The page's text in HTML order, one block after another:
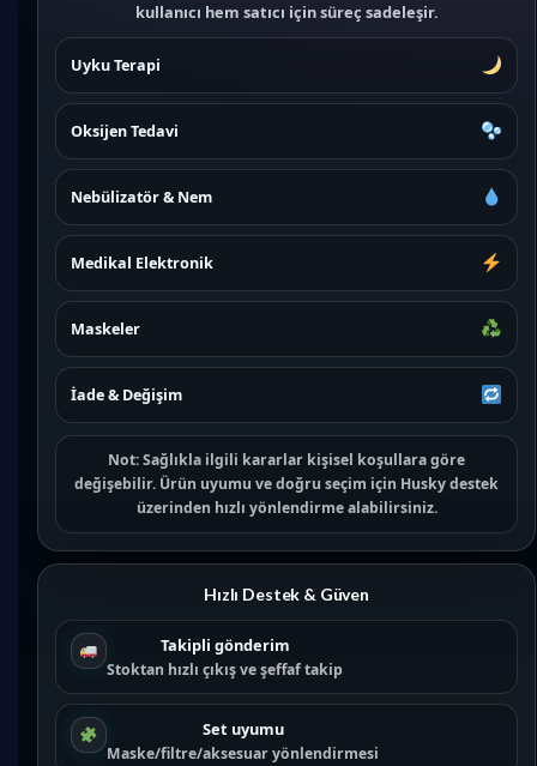
kullanıcı hem satıcı için süreç sadeleşir.
Uyku Terapi
Oksijen Tedavi
Nebülizatör & Nem
Medikal Elektronik
Maskeler
İade & Değişim
Not:Sağlıkla ilgili kararlar kişisel koşullara göre
değişebilir. Ürün uyumu ve doğru seçim için Husky destek
üzerinden hızlı yönlendirme alabilirsiniz.
Hızlı Destek & Güven
Takipli gönderim
Stoktan hızlı çıkış ve şeffaf takip
Set uyumu
Maske/filtre/aksesuar yönlendirmesi